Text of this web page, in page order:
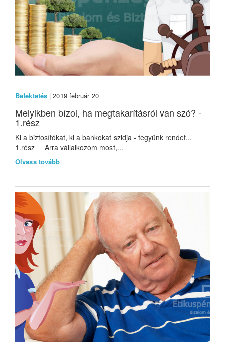
Befektetés | 2019 február 20
Melyikben bízol, ha megtakarításról van szó? -
1.rész
Ki a biztosítókat, ki a bankokat szidja - tegyünk rendet...
1.rész Arra vállalkozom most,...
Olvass tovább